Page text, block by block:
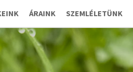
ÁRAINK SZEMLÉLETÜNK